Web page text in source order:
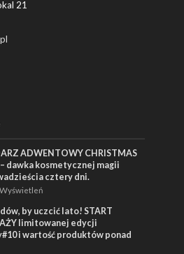
21
ADWENTOWY CHRISTMAS
– dawka kosmetycznej magii
cztery dni.
by uczcić lato! START
limitowanej edycji
i wartość produktów ponad